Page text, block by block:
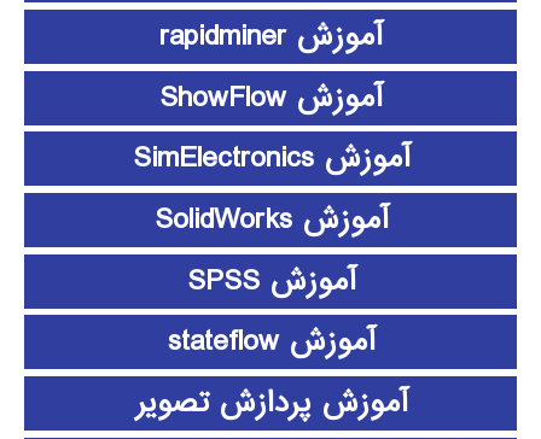
آموزش rapidminer
آموزش ShowFlow
آموزش SimElectronics
آموزش SolidWorks
آموزش SPSS
آموزش stateflow
آموزش پردازش تصویر